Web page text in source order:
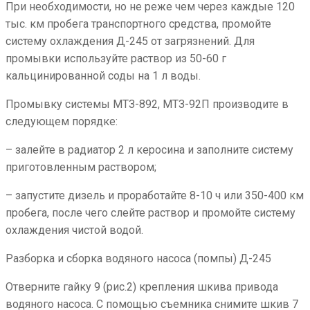
При необходимости, но не реже чем через каждые 120
тыс. км пробега транспортного средства, промойте
систему охлаждения Д-245 от загрязнений. Для
промывки используйте раствор из 50-60 г
кальцинированной соды на 1 л воды.
Промывку системы МТЗ-892, МТЗ-92П производите в
следующем порядке:
– залейте в радиатор 2 л керосина и заполните систему
приготовленным раствором;
– запустите дизель и проработайте 8-10 ч или 350-400 км
пробега, после чего слейте раствор и промойте систему
охлаждения чистой водой.
Разборка и сборка водяного насоса (помпы) Д-245
Отверните гайку 9 (рис.2) крепления шкива привода
водяного насоса. С помощью съемника снимите шкив 7